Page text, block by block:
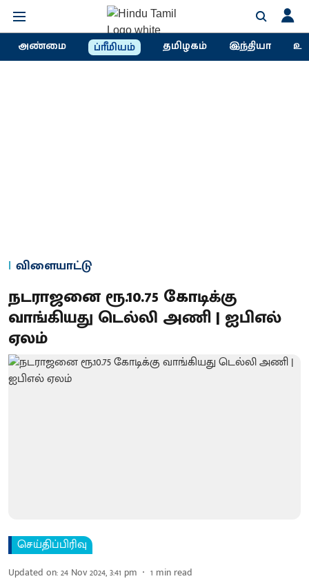
அண்மை ப்ரீமியம் தமிழகம் இந்தியா
விளையாட்டு
நடராஜனை ரூ.10.75 கோடிக்கு
வாங்கியது டெல்லி அணி | ஐபிஎல்
ஏலம்
செய்திப்பிரிவு
Updated on:24 Nov 2024, 3:41 pm 1 min read